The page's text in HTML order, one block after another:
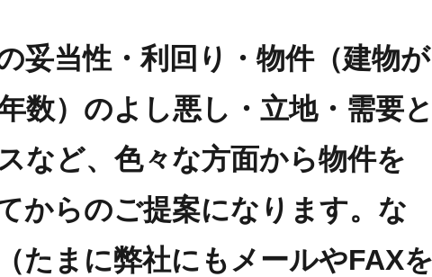
妥当性・利回り・物件（建物が
数）のよし悪し・立地・需要
など、色々な方面から物件を
からのご提案になります。な
たまに弊社にもメールやFAX